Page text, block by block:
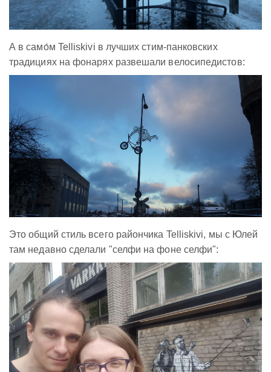
А в само́м Telliskivi в лучших стим-панковских
традициях на фонарях развешали велосипедистов:
Это общий стиль всего райончика Telliskivi, мы с Юлей
там недавно сделали "селфи на фоне селфи":